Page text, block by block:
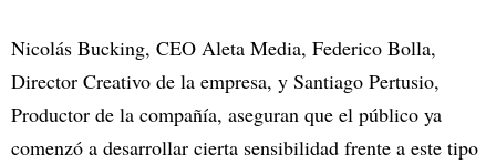
Nicolás Bucking, CEO Aleta Media, Federico Bolla,
Director Creativo de la empresa, y Santiago Pertusio,
Productor de la compañía, aseguran que el público ya
comenzó a desarrollar cierta sensibilidad frente a este tipo